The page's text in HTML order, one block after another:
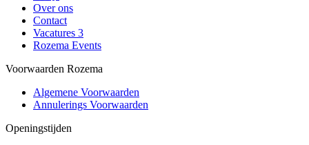
Over ons
Contact
Vacatures 3
Rozema Events
Voorwaarden Rozema
Algemene Voorwaarden
Annulerings Voorwaarden
Openingstijden